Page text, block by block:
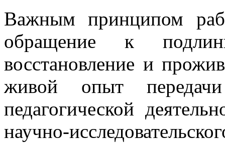
Важным принципом
обращение к
восстановление и
живой опыт передачи
педагогической
научно-